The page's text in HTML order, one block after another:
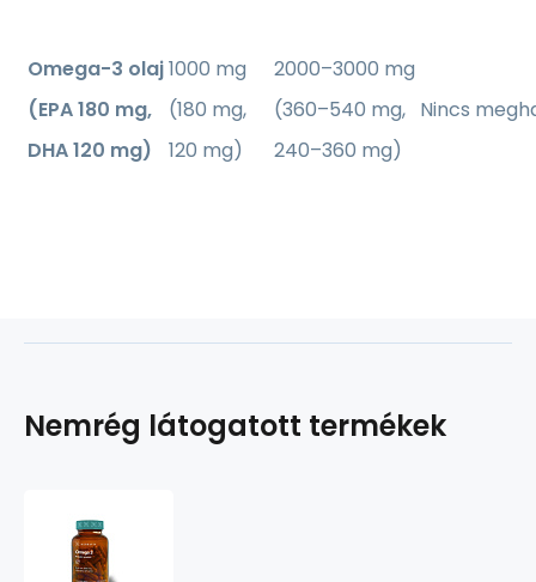
Omega-3 olaj
(EPA 180 mg,
DHA 120 mg)
1000 mg
(180 mg,
120 mg)
2000–3000 mg
(360–540 mg,
240–360 mg)
Nincs
Nemrég látogatott termékek